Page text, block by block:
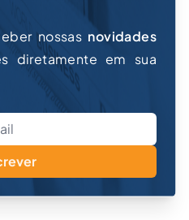
nossas novidades
diretamente em sua